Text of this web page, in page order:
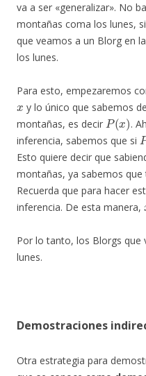
va a ser «generalizar». No
montañas coma los lunes,
que veamos a un Blorg en
los lunes.
Para esto, empezaremos
x
y lo único que sabemos
montañas, es decir
P(x)
.
inferencia, sabemos que si
P
Esto quiere decir que
montañas, ya sabemos
Recuerda que para hacer
inferencia. De esta manera,
Por lo tanto, los Blorgs que
lunes.
Demostraciones
Otra estrategia para